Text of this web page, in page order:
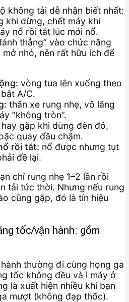
không tải dễ nhận biết nhất:
khi dừng, chết máy khi
nổ rồi tắt lúc mới nổ.
thẳng” vào chức năng
nhỏ, nên rất hữu ích để
vòng tua lên xuống theo
A/C.
thân xe rung nhẹ, vô lăng
“không tròn”.
hay gặp khi dừng đèn đỏ,
quay đầu chậm.
rồi tắt: nổ được nhưng tụt
đề lại.
chỉ rung nhẹ 1–2 lần rồi
tải tức thời. Nhưng nếu rung
cũng gặp, đó là tín hiệu
tốc/vận hành: gồm
thường đi cùng họng ga
tốc không đều và ì máy ở
là xuất hiện nhiều khi bạn
mượt (không đạp thốc).